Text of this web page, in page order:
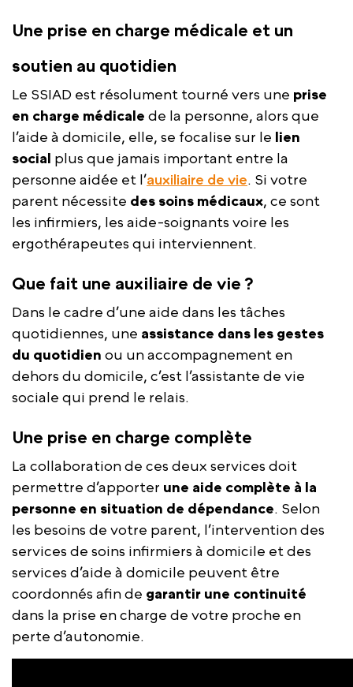
Une prise en charge médicale et un
soutien au quotidien
Le SSIAD est résolument tourné vers une prise
en charge médicale de la personne, alors que
l’aide à domicile, elle, se focalise sur le lien
social plus que jamais important entre la
personne aidée et l’auxiliaire de vie. Si votre
parent nécessite des soins médicaux, ce sont
les infirmiers, les aide-soignants voire les
ergothérapeutes qui interviennent.
Que fait une auxiliaire de vie ?
Dans le cadre d’une aide dans les tâches
quotidiennes, une assistance dans les gestes
du quotidien ou un accompagnement en
dehors du domicile, c’est l’assistante de vie
sociale qui prend le relais.
Une prise en charge complète
La collaboration de ces deux services doit
permettre d’apporter une aide complète à la
personne en situation de dépendance. Selon
les besoins de votre parent, l’intervention des
services de soins infirmiers à domicile et des
services d’aide à domicile peuvent être
coordonnés afin de garantir une continuité
dans la prise en charge de votre proche en
perte d’autonomie.